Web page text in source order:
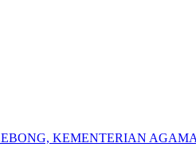
KEMENTERIAN